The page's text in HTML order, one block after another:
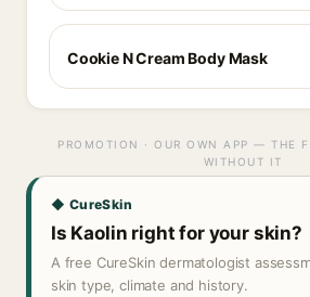
Cookie N Cream Body Mask
PROMOTION · OUR OWN APP — THE
WITHOUT IT
◆ CureSkin
Is Kaolin right for your skin?
A free CureSkin dermatologist
skin type, climate and history.